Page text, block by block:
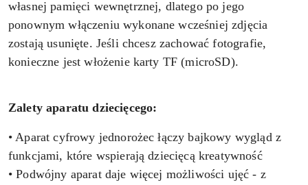
własnej pamięci wewnętrznej, dlatego po jego
ponownym włączeniu wykonane wcześniej zdjęcia
zostają usunięte. Jeśli chcesz zachować fotografie,
konieczne jest włożenie karty TF (microSD).
Zalety aparatu dziecięcego:
• Aparat cyfrowy jednorożec łączy bajkowy wygląd z
funkcjami, które wspierają dziecięcą kreatywność
• Podwójny aparat daje więcej możliwości ujęć - z